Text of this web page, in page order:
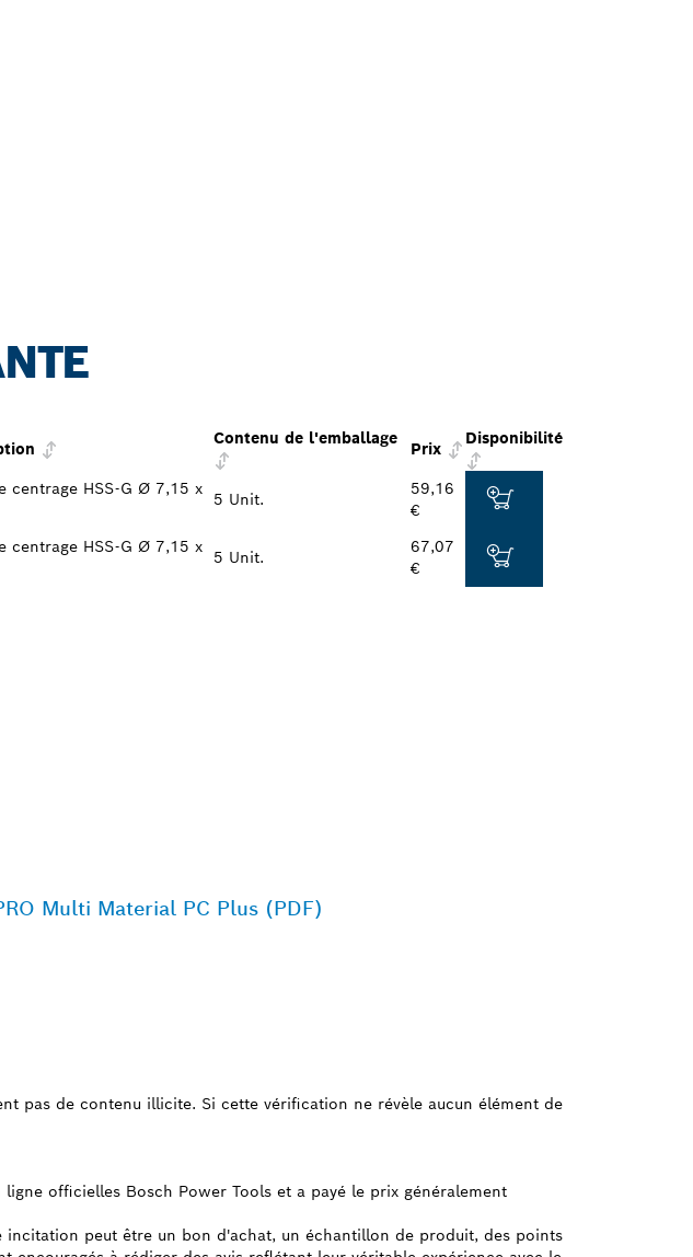
Contenu de l'emballage
Prix
Disponibilité
centrage HSS-G Ø 7,15 x
5 Unit.
59,16
€
centrage HSS-G Ø 7,15 x
5 Unit.
67,07
€
Multi Material PC Plus (PDF)
pas de contenu illicite. Si cette vérification ne révèle aucun élément de
officielles Bosch Power Tools et a payé le prix généralement
peut être un bon d'achat, un échantillon de produit, des points